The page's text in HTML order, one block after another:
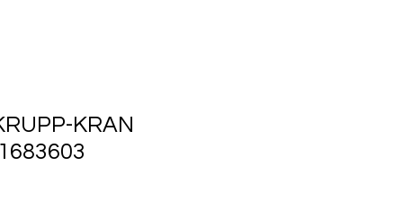
KRAN